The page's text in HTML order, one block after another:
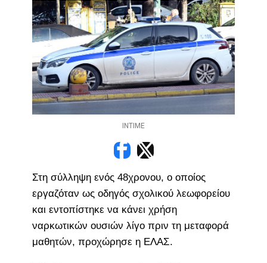
INTIME
Στη σύλληψη ενός 48χρονου, ο οποίος
εργαζόταν ως οδηγός σχολικού λεωφορείου
και εντοπίστηκε να κάνει χρήση
ναρκωτικών ουσιών λίγο πριν τη μεταφορά
μαθητών, προχώρησε η ΕΛΑΣ.